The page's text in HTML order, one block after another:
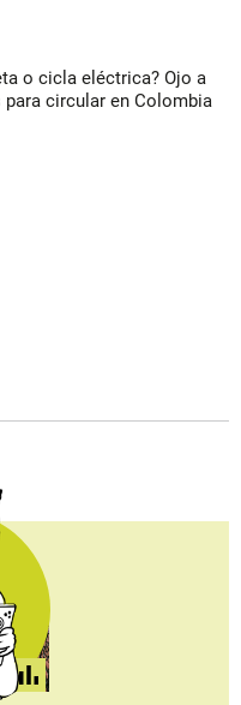
o cicla eléctrica? Ojo a
para circular en Colombia